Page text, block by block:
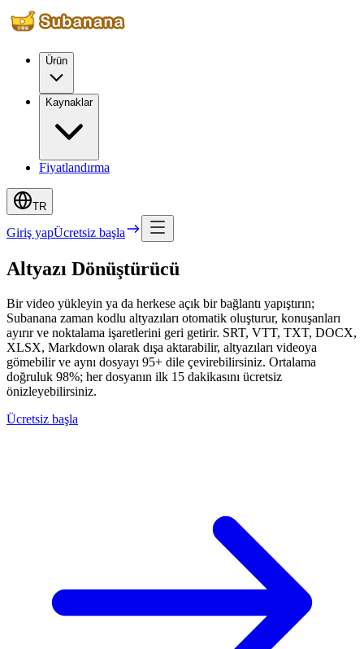
Ürün
Kaynaklar
Fiyatlandırma
TR
Giriş yapÜcretsiz başla
Altyazı Dönüştürücü
Bir video yükleyin ya da herkese açık bir bağlantı yapıştırın;
Subanana zaman kodlu altyazıları otomatik oluşturur, konuşanları
ayırır ve noktalama işaretlerini geri getirir. SRT, VTT, TXT, DOCX,
XLSX, Markdown olarak dışa aktarabilir, altyazıları videoya
gömebilir ve aynı dosyayı 95+ dile çevirebilirsiniz. Ortalama
doğruluk 98%; her dosyanın ilk 15 dakikasını ücretsiz
önizleyebilirsiniz.
Ücretsiz başla